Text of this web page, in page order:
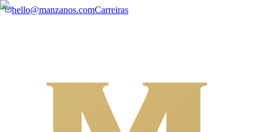
hello@manzanos.comCarreiras